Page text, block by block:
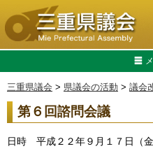
三重県議会 > 県議会の活動 > 議会
第６回諮問会議
日時 平成２２年９月１７日（